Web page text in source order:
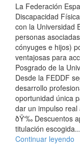
La Federación
Discapacidad
con la Universidad
personas
cónyuges e hijos)
ventajosas para
Posgrado de la
Desde la FEDDF
desarrollo
oportunidad única
dar un impulso
ðŸ‘‰ Descuentos
titulación escogida...
Continuar leyendo